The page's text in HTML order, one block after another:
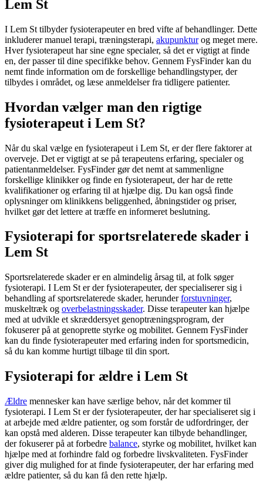
Lem St
I Lem St tilbyder fysioterapeuter en bred vifte af behandlinger. Dette
inkluderer manuel terapi, træningsterapi, akupunkturog meget mere.
Hverfysioterapeut har sine egne specialer, så det er vigtigt at finde
en, der passer til dine specifikke behov. Gennem FysFinder kan du
nemt finde information om de forskellige behandlingstyper, der
tilbydes i området, og læse anmeldelser fra tidligere patienter.
Hvordan vælger man den rigtige
fysioterapeut i Lem St?
Når du skal vælge en fysioterapeut i Lem St, er der flere faktorer at
overveje. Det er vigtigt at se på terapeutens erfaring, specialer og
patientanmeldelser. FysFinder gør det nemt at sammenligne
forskellige klinikker og finde en fysioterapeut, der har de rette
kvalifikationer og erfaring til at hjælpe dig. Du kan også finde
oplysninger om klinikkens beliggenhed, åbningstider og priser,
hvilket gør det lettere at træffe en informeret beslutning.
Fysioterapi for sportsrelaterede skader i
Lem St
Sportsrelaterede skader er en almindelig årsag til, at folk søger
fysioterapi. I Lem St er der fysioterapeuter, der specialiserer sig i
behandling af sportsrelaterede skader, herunderforstuvninger,
muskeltræk og overbelastningsskader. Disse terapeuter kan hjælpe
med at udvikle et skræddersyet genoptræningsprogram, der
fokuserer på at genoprette styrke og mobilitet. Gennem FysFinder
kan du finde fysioterapeuter med erfaring inden for sportsmedicin,
så du kan komme hurtigt tilbage til din sport.
Fysioterapi for ældre i Lem St
Ældre mennesker kan have særlige behov, når det kommer til
fysioterapi. I Lem St er der fysioterapeuter, der har specialiseret sig i
at arbejde med ældre patienter, og som forstår de udfordringer, der
kan opstå med alderen. Disse terapeuter kan tilbyde behandlinger,
der fokuserer på at forbedre balance, styrke og mobilitet, hvilket kan
hjælpe med at forhindre fald og forbedre livskvaliteten. FysFinder
giver dig mulighed for at finde fysioterapeuter, der har erfaring med
ældre patienter, så du kan få den rette hjælp.